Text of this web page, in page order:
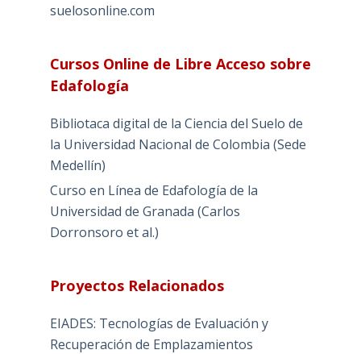
suelosonline.com
Cursos Online de Libre Acceso sobre
Edafología
Bibliotaca digital de la Ciencia del Suelo de
la Universidad Nacional de Colombia (Sede
Medellín)
Curso en Línea de Edafología de la
Universidad de Granada (Carlos
Dorronsoro et al.)
Proyectos Relacionados
EIADES: Tecnologías de Evaluación y
Recuperación de Emplazamientos